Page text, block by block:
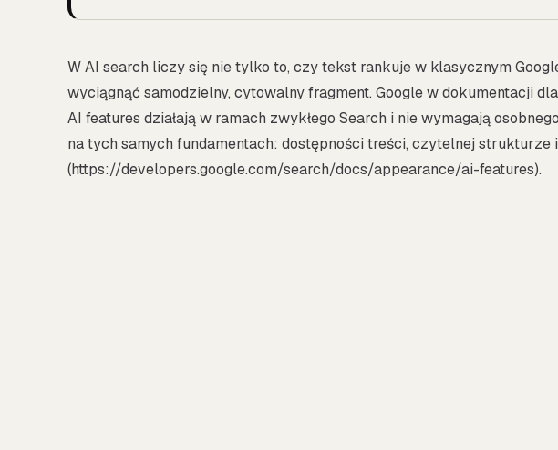
W AI search liczy się nie tylko to, czy tekst rankuje w klasycznym
wyciągnąć samodzielny, cytowalny fragment. Google w dokumentacji
AI features działają w ramach zwykłego Search i nie wymagają
na tych samych fundamentach: dostępności treści, czytelnej strukturze
(https://developers.google.com/search/docs/appearance/ai-features).